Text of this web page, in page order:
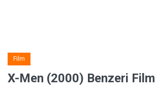
Film
X-Men (2000) Benzeri